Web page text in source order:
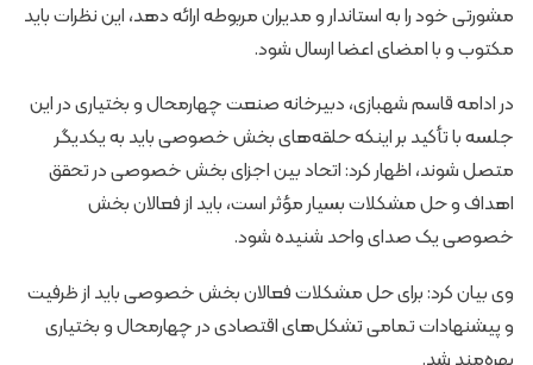
مشورتی خود را به استاندار و مدیران مربوطه ارائه دهد، این نظرات باید
مکتوب و با امضای اعضا ارسال شود.
در ادامه قاسم شهبازی، دبیرخانه صنعت چهارمحال و بختیاری در این
جلسه با تأکید بر اینکه حلقه‌های بخش خصوصی باید به یکدیگر
متصل شوند، اظهار کرد: اتحاد بین اجزای بخش خصوصی در تحقق
اهداف و حل مشکلات بسیار مؤثر است، باید از فعالان بخش
خصوصی یک صدای واحد شنیده شود.
وی بیان کرد: برای حل مشکلات فعالان بخش خصوصی باید از ظرفیت
و پیشنهادات تمامی تشکل‌های اقتصادی در چهارمحال و بختیاری